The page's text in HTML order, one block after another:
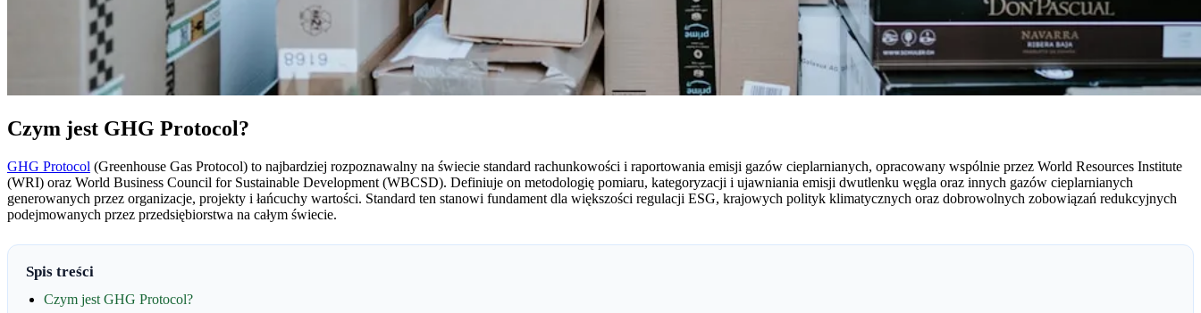
Czym jest GHG Protocol?
GHG Protocol (Greenhouse Gas Protocol) to najbardziej rozpoznawalny na świecie standard rachunkowości i raportowania emisji gazów cieplarnianych, opracowany wspólnie przez World Resources Institute
(WRI) oraz World Business Council for Sustainable Development (WBCSD). Definiuje on metodologię pomiaru, kategoryzacji i ujawniania emisji dwutlenku węgla oraz innych gazów cieplarnianych
generowanych przez organizacje, projekty i łańcuchy wartości. Standard ten stanowi fundament dla większości regulacji ESG, krajowych polityk klimatycznych oraz dobrowolnych zobowiązań redukcyjnych
podejmowanych przez przedsiębiorstwa na całym świecie.
Spis treści
Czym jest GHG Protocol?